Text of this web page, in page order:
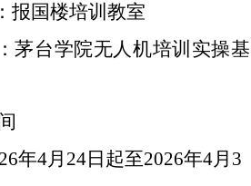
报国楼培训教室
茅台学院无人机培训实操基
年4月 24日 起至2026年4月3